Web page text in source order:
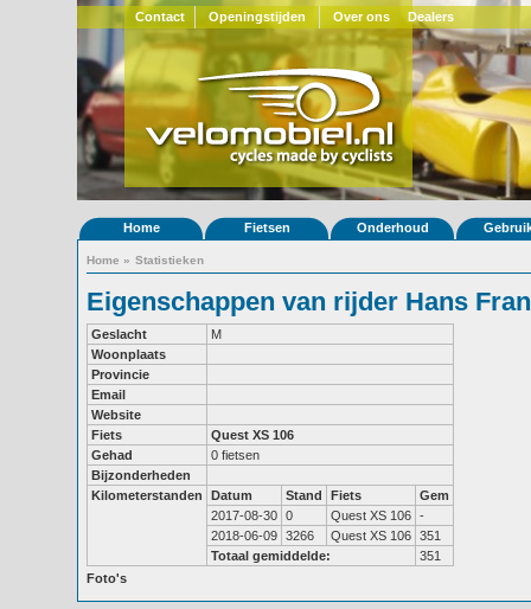
Contact Openingstijden Over ons Dealers
Home Fietsen Onderhoud
Home » Statistieken
Eigenschappen van rijder Hans
Geslacht
M
Woonplaats
Provincie
Email
Website
Fiets
Quest XS 106
Gehad
0 fietsen
Bijzonderheden
Kilometerstanden
Datum Stand Fiets
Gem
2017-08-30 0 Quest XS 106 -
2018-06-09 3266 Quest XS 106 351
Totaal gemiddelde:
351
Foto's